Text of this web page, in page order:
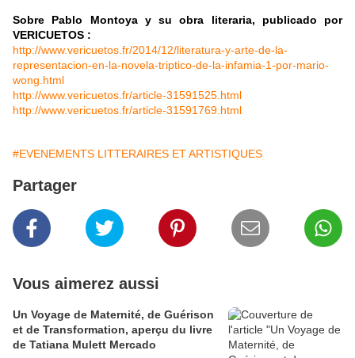
Sobre Pablo Montoya y su obra literaria, publicado por
VERICUETOS :
http://www.vericuetos.fr/2014/12/literatura-y-arte-de-la-
representacion-en-la-novela-triptico-de-la-infamia-1-por-mario-
wong.html
http://www.vericuetos.fr/article-31591525.html
http://www.vericuetos.fr/article-31591769.html
#EVENEMENTS LITTERAIRES ET ARTISTIQUES
Partager
Vous aimerez aussi
Un Voyage de Maternité, de Guérison
et de Transformation, aperçu du livre
de Tatiana Mulett Mercado